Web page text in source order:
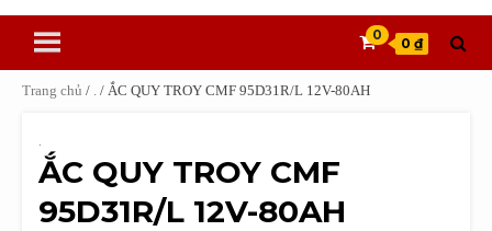
0
0 ₫
Trang chủ / / ẮC QUY TROY CMF 95D31R/L 12V-80AH
ẮC QUY TROY CMF
95D31R/L 12V-80AH